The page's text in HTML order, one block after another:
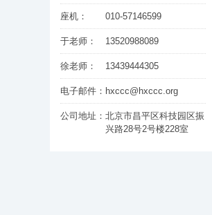
座机： 010-57146599
于老师： 13520988089
徐老师： 13439444305
电子邮件： hxccc@hxccc.org
公司地址： 北京市昌平区科技园区振
兴路28号2号楼228室